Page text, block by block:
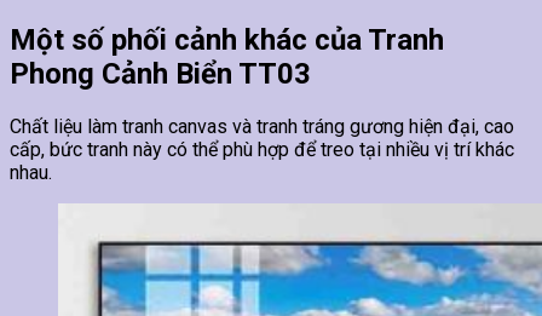
Một số phối cảnh khác của Tranh
Phong Cảnh Biển TT03
Chất liệu làm tranh canvas và tranh tráng gương hiện đại, cao
cấp, bức tranh này có thể phù hợp để treo tại nhiều vị trí khác
nhau.